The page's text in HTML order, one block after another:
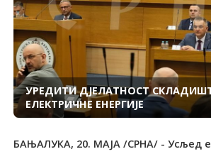
УРЕДИТИ ДЈЕЛАТНОСТ
ЕЛЕКТРИЧНЕ ЕНЕРГИЈЕ
БАЊАЛУКА, 20. МАЈА /СРНА/ - Усљед